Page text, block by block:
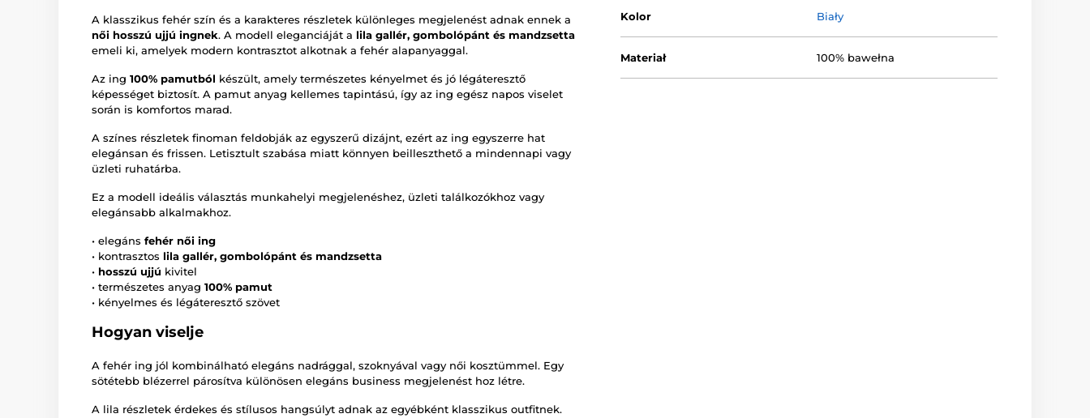
A klasszikus fehér szín és a karakteres részletek különleges megjelenést adnak ennek a
női hosszú ujjú ingnek. A modell eleganciáját a lila gallér, gombolópánt és mandzsetta
emeli ki, amelyek modern kontrasztot alkotnak a fehér alapanyaggal.
Az ing 100% pamutból készült, amely természetes kényelmet és jó légáteresztő
képességet biztosít. A pamut anyag kellemes tapintású, így az ing egész napos viselet
során is komfortos marad.
A színes részletek finoman feldobják az egyszerű dizájnt, ezért az ing egyszerre hat
elegánsan és frissen. Letisztult szabása miatt könnyen beilleszthető a mindennapi vagy
üzleti ruhatárba.
Ez a modell ideális választás munkahelyi megjelenéshez, üzleti találkozókhoz vagy
elegánsabb alkalmakhoz.
• elegáns fehér női ing
• kontrasztos lila gallér, gombolópánt és mandzsetta
• hosszú ujjú kivitel
• természetes anyag 100% pamut
• kényelmes és légáteresztő szövet
Hogyan viselje
A fehér ing jól kombinálható elegáns nadrággal, szoknyával vagy női kosztümmel. Egy
sötétebb blézerrel párosítva különösen elegáns business megjelenést hoz létre.
A lila részletek érdekes és stílusos hangsúlyt adnak az egyébként klasszikus outfitnek.
Kolor Biały
Materiał 100% bawełna